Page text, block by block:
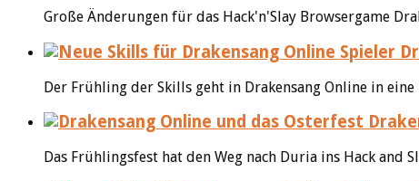
Große Änderungen für das Hack'n'Slay Browsergame
Der Frühling der Skills geht in Drakensang Online in eine
Das Frühlingsfest hat den Weg nach Duria ins Hack and